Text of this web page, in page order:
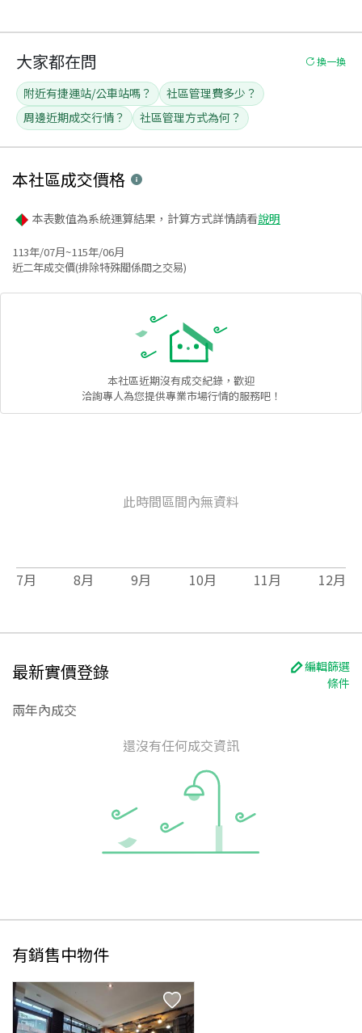
大家都在問 換一換
附近有捷運站/公車站嗎？
社區管理費多少？
周邊近期成交行情？
社區管理方式為何？
本社區成交價格
本表數值為系統運算結果，計算方式詳情請看說明
113年/07月~115年/06月
近二年成交價(排除特殊關係間之交易)
本社區近期沒有成交紀錄，歡迎
洽詢專人為您提供專業市場行情的服務吧！
此時間區間內無資料
7月 8月 9月 10月 11月 12月
最新實價登錄
編輯篩選
條件
兩年內成交
還沒有任何成交資訊
有銷售中物件